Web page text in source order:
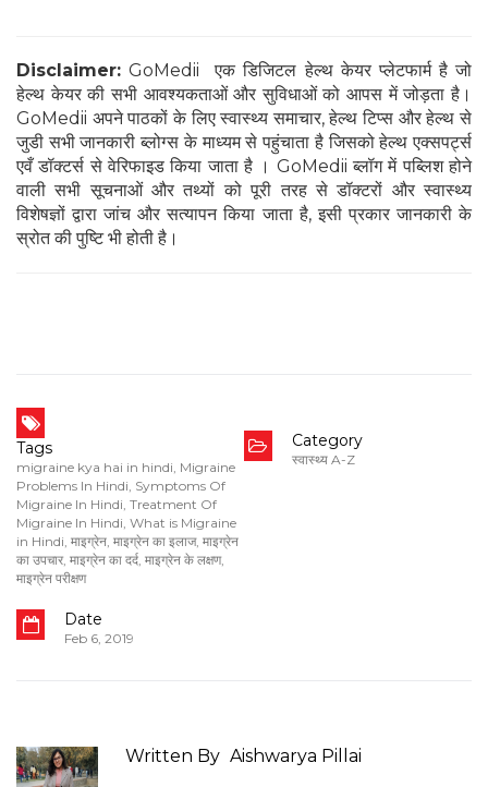
Disclaimer: GoMedii एक डिजिटल हेल्थ केयर प्लेटफार्म है जो
हेल्थ केयर की सभी आवश्यकताओं और सुविधाओं को आपस में जोड़ता है।
GoMedii अपने पाठकों के लिए स्वास्थ्य समाचार, हेल्थ टिप्स और हेल्थ से
जुडी सभी जानकारी ब्लोग्स के माध्यम से पहुंचाता है जिसको हेल्थ एक्सपर्ट्स
एवँ डॉक्टर्स से वेरिफाइड किया जाता है । GoMedii ब्लॉग में पब्लिश होने
वाली सभी सूचनाओं और तथ्यों को पूरी तरह से डॉक्टरों और स्वास्थ्य
विशेषज्ञों द्वारा जांच और सत्यापन किया जाता है, इसी प्रकार जानकारी के
स्रोत की पुष्टि भी होती है।
Tags
migraine kya hai in hindi, Migraine
Problems In Hindi, Symptoms Of
Migraine In Hindi, Treatment Of
Migraine In Hindi, What is Migraine
in Hindi, माइग्रेन, माइग्रेन का इलाज, माइग्रेन
का उपचार, माइग्रेन का दर्द, माइग्रेन के लक्षण,
माइग्रेन परीक्षण
Category
स्वास्थ्य A-Z
Date
Feb 6, 2019
Written By Aishwarya Pillai